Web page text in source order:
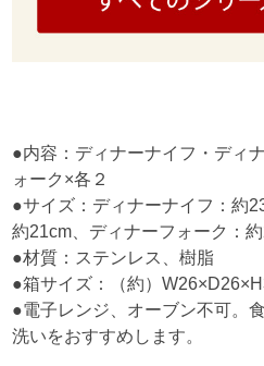
●内容：ディナーナイフ・ディ
ォーク×各２
●サイズ：ディナーナイフ：約
約21cm、ディナーフォーク：
●材質：ステンレス、樹脂
●箱サイズ：（約）
●電子レンジ、オーブン不可。
洗いをおすすめします。